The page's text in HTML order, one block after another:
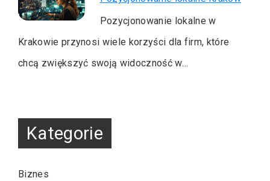
Pozycjonowanie lokalne w
Krakowie przynosi wiele korzyści dla firm, które
chcą zwiększyć swoją widoczność w…
Kategorie
Biznes